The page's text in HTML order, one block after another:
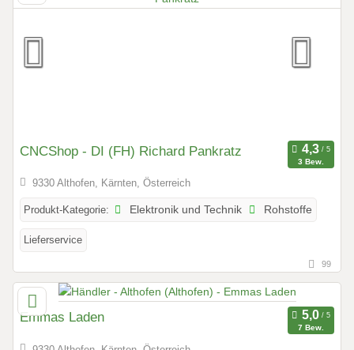
CNCShop - DI (FH) Richard Pankratz
3 Bew.
9330 Althofen, Kärnten, Österreich
Produkt-Kategorie: Elektronik und Technik Rohstoffe
Lieferservice
99
Emmas Laden
7 Bew.